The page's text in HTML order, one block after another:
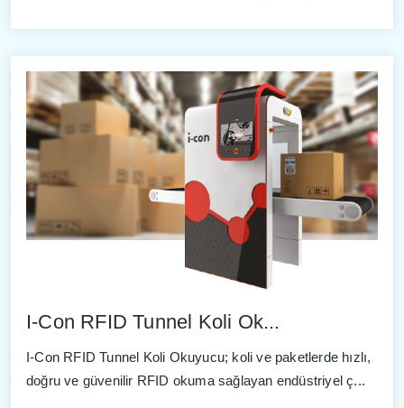
I-Con RFID Tunnel Koli Ok...
I-Con RFID Tunnel Koli Okuyucu; koli ve paketlerde hızlı,
doğru ve güvenilir RFID okuma sağlayan endüstriyel ç...